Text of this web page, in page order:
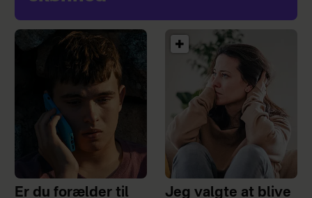
Er du forælder til
Jeg valgte at blive